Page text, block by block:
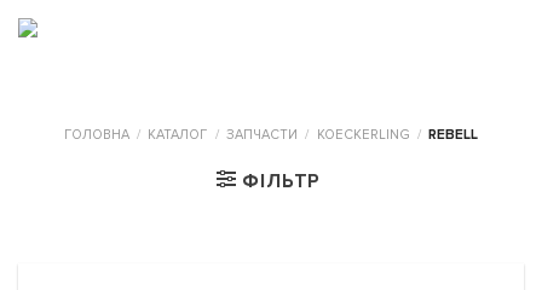
Skip
ГОЛОВНА / КАТАЛОГ / ЗАПЧАСТИ / KOECKERLING / REBELL
ФІЛЬТР